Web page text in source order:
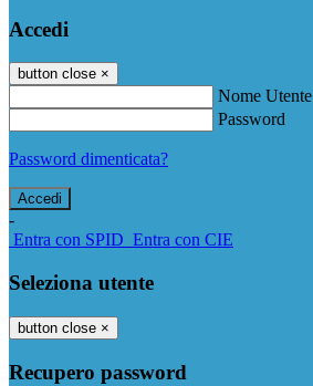
Accedi
button close ×
Nome Utente
Password
Password dimenticata?
-
Entra con SPID Entra con CIE
Seleziona utente
button close ×
Recupero password